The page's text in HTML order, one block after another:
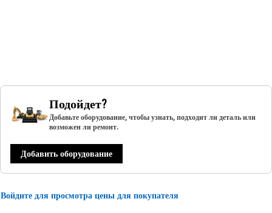
Подойдет?
Добавьте оборудование, чтобы узнать, подходит ли деталь или
возможен ли ремонт.
Добавить оборудование
Войдите для просмотра цены для покупателя